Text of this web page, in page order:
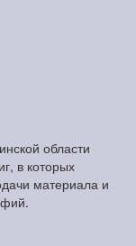
области
в которых
материала и